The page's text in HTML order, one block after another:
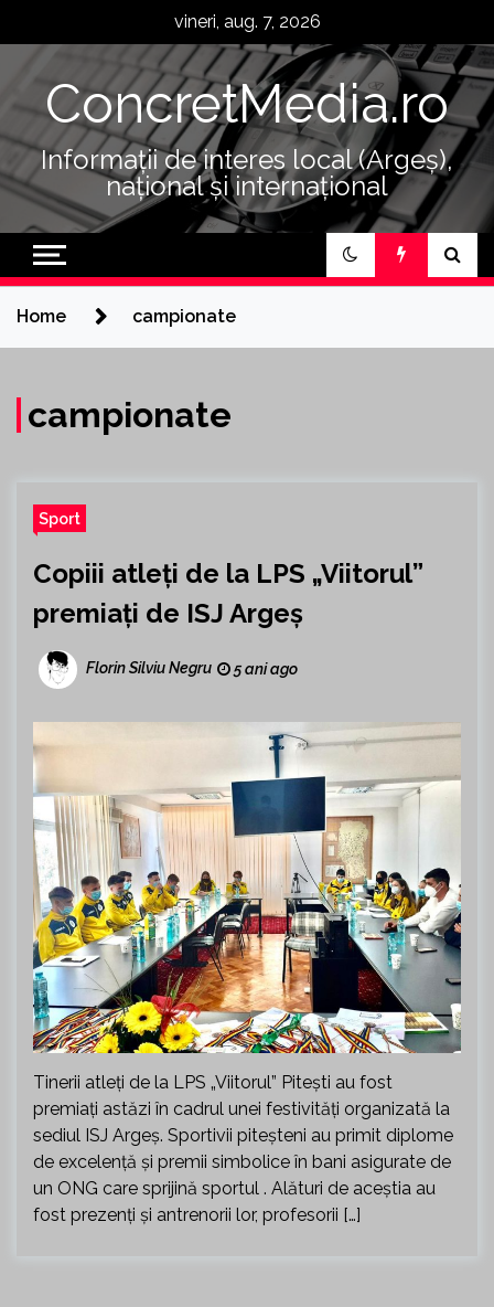
vineri, aug. 7, 2026
ConcretMedia.ro
Informații de interes local (Argeș),
național și internațional
Home campionate
campionate
Sport
Copiii atleți de la LPS „Viitorul”
premiați de ISJ Argeș
Florin Silviu Negru 5 ani ago
Tinerii atleți de la LPS „Viitorul” Pitești au fost
premiați astăzi în cadrul unei festivități organizată la
sediul ISJ Argeș. Sportivii piteșteni au primit diplome
de excelență și premii simbolice în bani asigurate de
un ONG care sprijină sportul . Alături de aceștia au
fost prezenți și antrenorii lor, profesorii […]